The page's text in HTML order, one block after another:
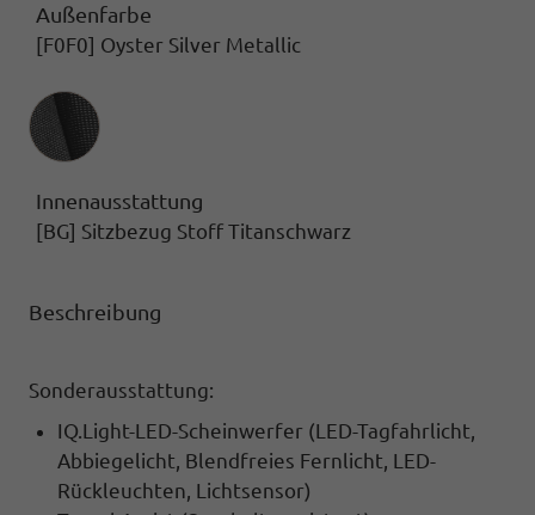
Außenfarbe
[F0F0] Oyster Silver Metallic
Innenausstattung
Innenausstattung
[BG] Sitzbezug Stoff Titanschwarz
Beschreibung
Sonderausstattung:
IQ.Light-LED-Scheinwerfer (LED-Tagfahrlicht,
Abbiegelicht, Blendfreies Fernlicht, LED-
Rückleuchten, Lichtsensor)